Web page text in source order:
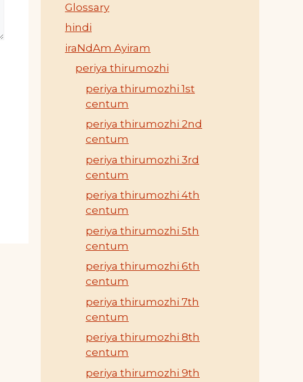
Glossary
hindi
iraNdAm Ayiram
periya thirumozhi
periya thirumozhi 1st
centum
periya thirumozhi 2nd
centum
periya thirumozhi 3rd
centum
periya thirumozhi 4th
centum
periya thirumozhi 5th
centum
periya thirumozhi 6th
centum
periya thirumozhi 7th
centum
periya thirumozhi 8th
centum
periya thirumozhi 9th